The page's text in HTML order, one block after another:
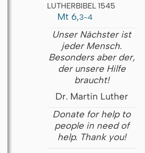
LUTHERBIBEL 1545
Mt 6,3-4
Unser Nächster ist
jeder Mensch.
Besonders aber der,
der unsere Hilfe
braucht!
Dr. Martin Luther
Donate for help to
people in need of
help. Thank you!